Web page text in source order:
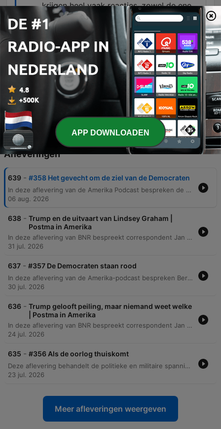
krijgen heel vaak reacties, zowel de ene
als de andere kant uit. Waarom zijn jullie
zo pro-Trump? En de anderen zeggen,
waarom zijn jullie zo anti-Trump? En dan
zeggen wij tegen elkaar, blijkt dat doen
we het goed.
00:42:28 · De presentator reageert op een vraag
over journalistieke objectiviteit en stelt dat de
uiteenlopende reacties bewijzen dat ze neutraal
Afleveringen
639 - #358 Het gevecht om de ziel van de Democraten
In deze aflevering van de Amerika Podcast bespreken de presentatoren de politieke verschuivingen binnen de Amerikaanse Democratische en Republikeinse partijen, met specifieke aandacht voor de overwinning van Abdul El-Sayed in Michigan en de opkomst van de socialistische vleugel (DSA). Daarnaast wordt ingegaan op de rivaliteit tussen J.D. Vance en Marco Rubio en de strijd om de koers van de Republikeinse Partij. Verder behandelen ze controverses rondom Donald Trump, waaronder financiële constructies, mogelijke risico's op voorkennis via Truth Social voor handelaren, en de rol van Pete Hegseth. De aflevering biedt ook een blik op kritiek op het Amerikaanse economische beleid en de impact van politieke verschuivingen op de toekomst van het land.
06 aug. 2026
638 - Trump en de uitvaart van Lindsey Graham |
Postma in Amerika
In deze aflevering van BNR bespreekt correspondent Jan Postma de herdenkingsdienst voor de Amerikaanse senator Lindsey Graham in Washington. De focus ligt op de politieke dynamiek tijdens de uitvaart, waarbij de aanwezigheid van wereldleiders zoals Zelensky en Netanyahu werd overschaduwd door de centrale rol van Donald Trump. De discussie belicht de wisselende relatie tussen Trump en Graham, de tegenstrijdige perspectieven van sprekers zoals Sean Hannity, en hoe politieke machtsstructuren in Washington zelfs tijdens een herdenkingsdienst dominant blijven.
31 jul. 2026
637 - #357 De Democraten staan rood
In deze aflevering van de Amerika-podcast bespreken Bernhard Hammelburg en Jan Posma de financiële crisis binnen de Democratische Partij tegenover de enorme kas van de Republikeinen. Ze behandelen diverse politieke ontwikkelingen, van het ontslag van een teleprompter-bediende bij Trump tot de geopolitieke implicaties van de ontmoeting tussen Zelensky en Trump. Daarnaast wordt ingegaan op de wisselende houding van Trump ten opzichte van Poetin en Oekraïne, de invloed van MAGA-influencer Laura Loomer en de spanningen rondom Iran. De aflevering besluit met een analyse van het Amerikaanse kiezersregistratieproces en de complexiteit door het ontbreken van een centraal bevolkingsregister.
30 jul. 2026
636 - Trump gelooft peiling, maar niemand weet welke
| Postma in Amerika
In deze aflevering van BNR bespreekt correspondent Jan Postma de politieke spanningen in Washington rondom de oorlog met Iran. De focus ligt op de manier waarop Donald Trump peilingen gebruikt om steun voor het conflict te suggereren, terwijl recente data van onder andere de Washington Post een veel negatiever beeld laten zien bij de Amerikaanse bevolking. Daarnaast wordt ingegaan op de politieke strategie in het Amerikaanse Congres, waarbij Republikeinen proberen via 'reconciliation' een wet van 95 miljard dollar voor de oorlogsvoering en landbouw door het Huis van Afgevaardigden te loodsen zonder de blokkades in de Senaat. De discussie belicht ook de interne onrust binnen de Republikeinse partij naarmate de midterm elections naderen.
24 jul. 2026
635 - #356 Als de oorlog thuiskomt
Deze aflevering behandelt de politieke en militaire spanningen in Amerika, van de nasleep van het WK voetbal en de reacties op Trump tot de controverse rondom de arrestatie van Netanyahu in New York. Daarnaast wordt ingegaan op de militaire verliezen in het conflict met Iran en de bijbehorende berichtgeving. Verder bespreken de presentatoren de geopolitieke en economische onzekerheden onder het Trump-regime, waaronder de stijgende olieprijs en de nieuwe handelsoorlog met Canada via verouderde juridische artikelen. De impact van Amerikaanse extraterritoriale sancties, de Amerikaanse 'claimcultuur' en de functie van parlementaire hoorzittingen vormen de afsluiting van het gesprek.
23 jul. 2026
Meer afleveringen weergeven
APP DOWNLOADEN